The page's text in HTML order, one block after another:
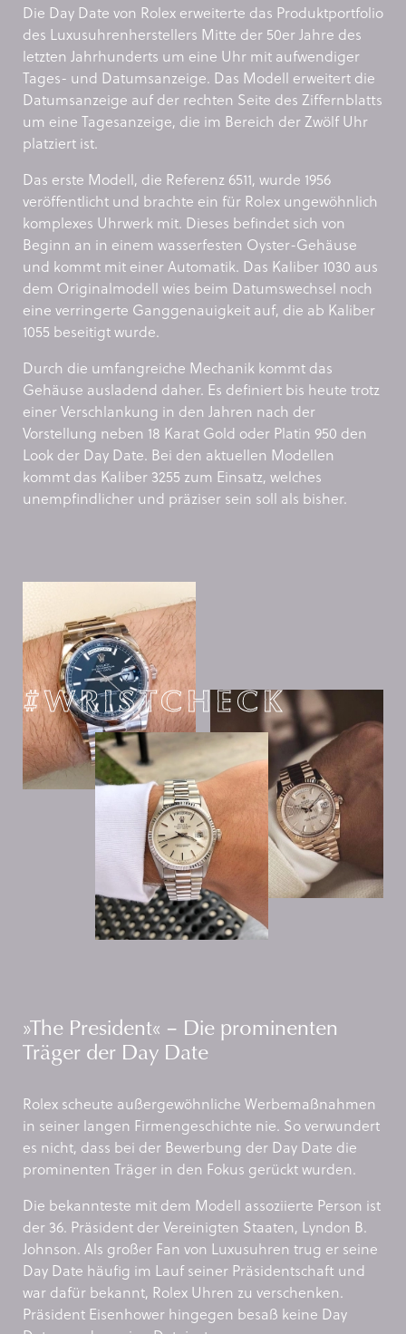
Die Day Date von Rolex erweiterte das Produktportfolio
des Luxusuhrenherstellers Mitte der 50er Jahre des
letzten Jahrhunderts um eine Uhr mit aufwendiger
Tages- und Datumsanzeige. Das Modell erweitert die
Datumsanzeige auf der rechten Seite des Ziffernblatts
um eine Tagesanzeige, die im Bereich der Zwölf Uhr
platziert ist.
Das erste Modell, die Referenz 6511, wurde 1956
veröffentlicht und brachte ein für Rolex ungewöhnlich
komplexes Uhrwerk mit. Dieses befindet sich von
Beginn an in einem wasserfesten Oyster-Gehäuse
und kommt mit einer Automatik. Das Kaliber 1030 aus
dem Originalmodell wies beim Datumswechsel noch
eine verringerte Ganggenauigkeit auf, die ab Kaliber
1055 beseitigt wurde.
Durch die umfangreiche Mechanik kommt das
Gehäuse ausladend daher. Es definiert bis heute trotz
einer Verschlankung in den Jahren nach der
Vorstellung neben 18 Karat Gold oder Platin 950 den
Look der Day Date. Bei den aktuellen Modellen
kommt das Kaliber 3255 zum Einsatz, welches
unempfindlicher und präziser sein soll als bisher.
#WRISTCHECK
»The President« – Die prominenten
Träger der Day Date
Rolex scheute außergewöhnliche Werbemaßnahmen
in seiner langen Firmengeschichte nie. So verwundert
es nicht, dass bei der Bewerbung der Day Date die
prominenten Träger in den Fokus gerückt wurden.
Die bekannteste mit dem Modell assoziierte Person ist
der 36. Präsident der Vereinigten Staaten, Lyndon B.
Johnson. Als großer Fan von Luxusuhren trug er seine
Day Date häufig im Lauf seiner Präsidentschaft und
war dafür bekannt, Rolex Uhren zu verschenken.
Präsident Eisenhower hingegen besaß keine Day